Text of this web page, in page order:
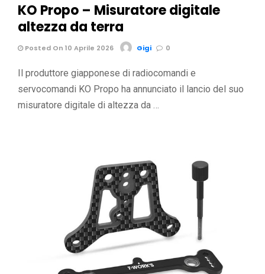
KO Propo – Misuratore digitale
altezza da terra
Posted On 10 Aprile 2026 Gigi 0
Il produttore giapponese di radiocomandi e
servocomandi KO Propo ha annunciato il lancio del suo
misuratore digitale di altezza da …